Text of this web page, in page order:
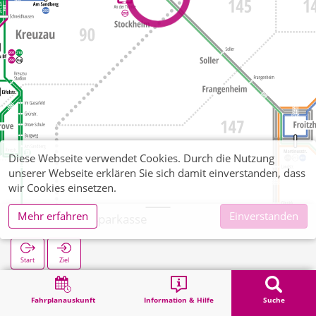
Fahrplanauskunft Information & Hilfe Suche
Stockheim Sparkasse
Start Ziel
Stockheim Sparkasse
Diese Webseite verwendet Cookies. Durch die Nutzung
unserer Webseite erklären Sie sich damit einverstanden, dass
wir Cookies einsetzen.
Mehr erfahren
Einverstanden